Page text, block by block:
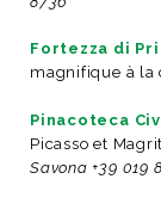
Fortezza di
magnifique à
Pinacoteca
Picasso et
Savona +39 019